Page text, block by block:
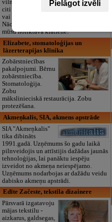
vilna, trikotāža un
citi audumi šūšanai
vai ražošanai.
Nāciet un iepazīstieties ar pilnu klāstu
mūsu noliktavā klātienē!
Elizabete, stomatoloģijas un
lāzerterapijas klīnika
Zobārstniecības
pakalpojumi. Bērnu
zobārstniecība.
Stomatoloģija.
Zobu
mākslinieciskā restaurācija. Zobu
protezēšana.
Akmeņkalis, SIA, akmens apstrāde
SIA "Akmeņkalis"
tika dibināts
1991.gadā. Uzņēmums šo gadu laikā
pilnveidojis un attīstijis dažādas jaunās
tehnoloģijas, lai panāktu iespēju
izveidot no akmeņa neiespējamo.
Uzņēmums nodarbojas ar dažādu veidu
dabisko akmeņu apstrādi.
Edīte Začeste, tekstila dizainere
Pārsvarā izgatavoju
mājas tekstilu -
aizkarus, galdsegas,
Pielāgot izvēli